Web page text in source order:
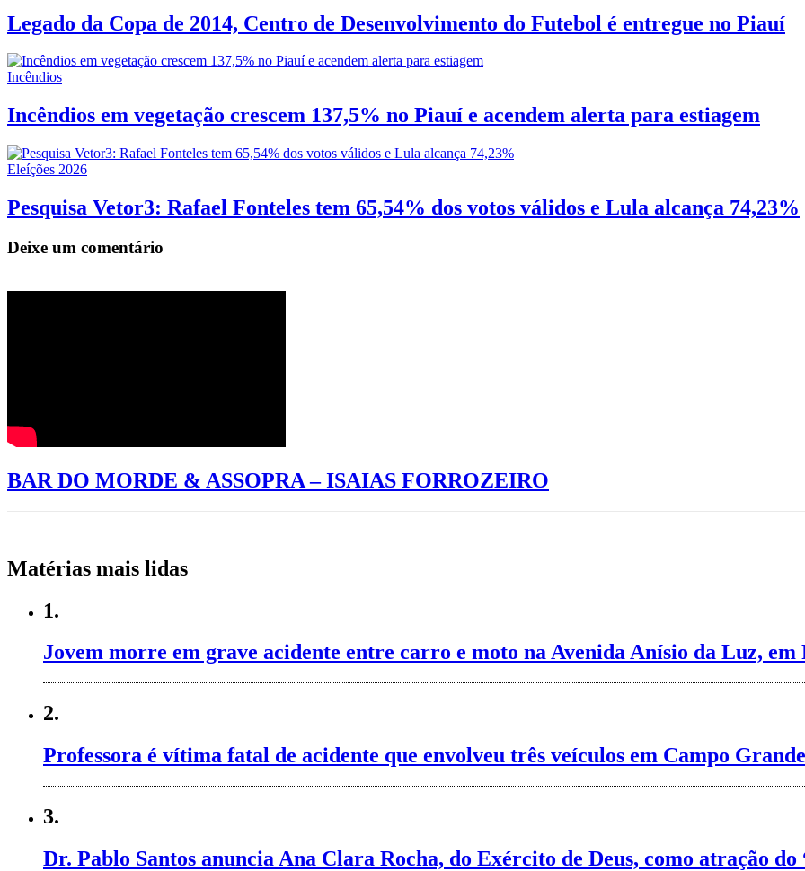
Legado da Copa de 2014, Centro de Desenvolvimento do Futebol é entregue no Piauí
Incêndios
Incêndios em vegetação crescem 137,5% no Piauí e acendem alerta para estiagem
Eleíções 2026
Pesquisa Vetor3: Rafael Fonteles tem 65,54% dos votos válidos e Lula alcança 74,23%
Deixe um comentário
BAR DO MORDE & ASSOPRA – ISAIAS FORROZEIRO
Matérias mais lidas
1.
Jovem morre em grave acidente entre carro e moto na Avenida Anísio da Luz, em
2.
Professora é vítima fatal de acidente que envolveu três veículos em Campo
3.
Dr. Pablo Santos anuncia Ana Clara Rocha, do Exército de Deus, como atração do